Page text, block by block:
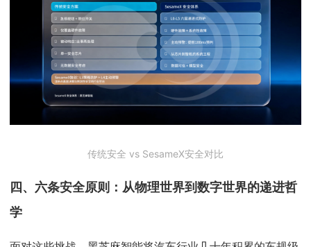
传统安全 vs SesameX安全对比
四、六条安全原则：从物理世界到数字世界的递进哲
学